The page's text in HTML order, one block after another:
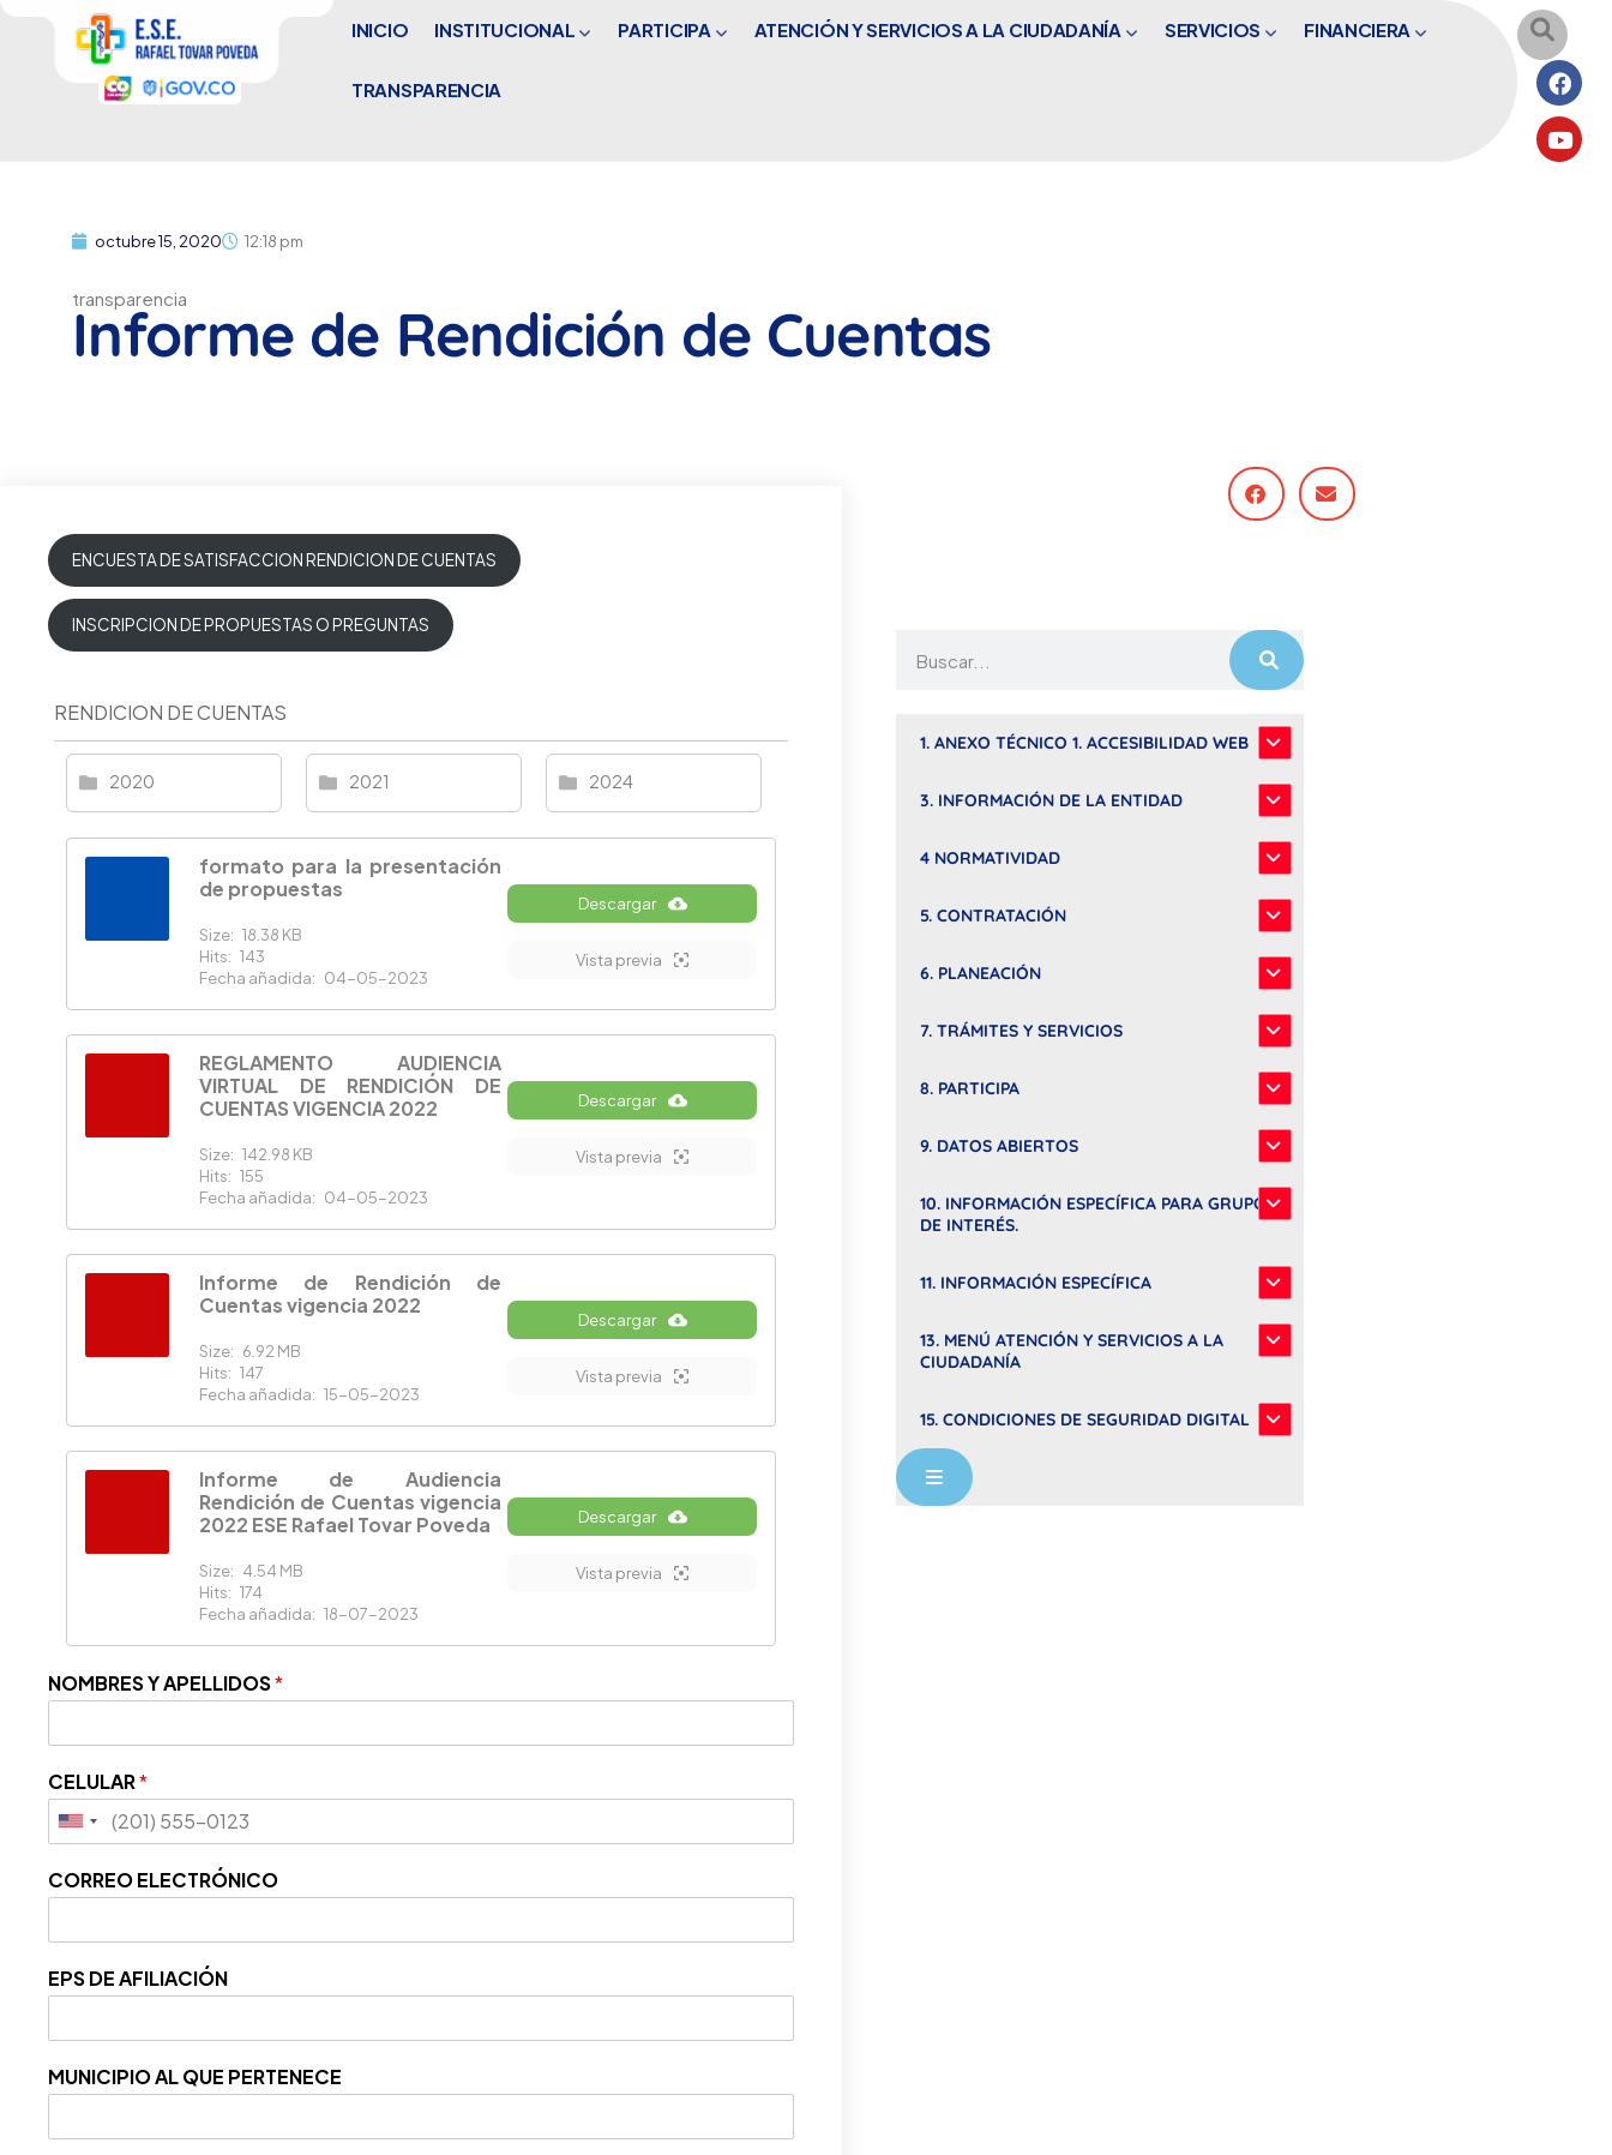
INICIO INSTITUCIONAL PARTICIPA ATENCIÓN Y SERVICIOS A LA CIUDADANÍA SERVICIOS FINANCIERA
TRANSPARENCIA
octubre 15, 2020 12:18 pm
transparencia
Informe de Rendición de Cuentas
ENCUESTA DE SATISFACCION RENDICION DE CUENTAS
INSCRIPCION DE PROPUESTAS O PREGUNTAS
RENDICION DE CUENTAS
2020 2021 2024
formato para la presentación
de propuestas
Size: 18.38 KB
Hits: 143
Fecha añadida: 04-05-2023
Descargar
Vista previa
REGLAMENTO AUDIENCIA
VIRTUAL DE RENDICIÓN DE
CUENTAS VIGENCIA 2022
Size: 142.98 KB
Hits: 155
Fecha añadida: 04-05-2023
Descargar
Vista previa
Informe de Rendición de
Cuentas vigencia 2022
Size: 6.92 MB
Hits: 147
Fecha añadida: 15-05-2023
Descargar
Vista previa
Informe de Audiencia
Rendición de Cuentas vigencia
2022 ESE Rafael Tovar Poveda
Size: 4.54 MB
Hits: 174
Fecha añadida: 18-07-2023
Descargar
Vista previa
NOMBRES Y APELLIDOS*
CELULAR*
CORREO ELECTRÓNICO
EPS DE AFILIACIÓN
MUNICIPIO AL QUE PERTENECE
1. ANEXO TÉCNICO 1. ACCESIBILIDAD WEB
3. INFORMACIÓN DE LA ENTIDAD
4 NORMATIVIDAD
5. CONTRATACIÓN
6. PLANEACIÓN
7. TRÁMITES Y SERVICIOS
8. PARTICIPA
9. DATOS ABIERTOS
10. INFORMACIÓN ESPECÍFICA PARA GRUPOS
DE INTERÉS.
11. INFORMACIÓN ESPECÍFICA
13. MENÚ ATENCIÓN Y SERVICIOS A LA
CIUDADANÍA
15. CONDICIONES DE SEGURIDAD DIGITAL
Menú conmutador hamburguesa